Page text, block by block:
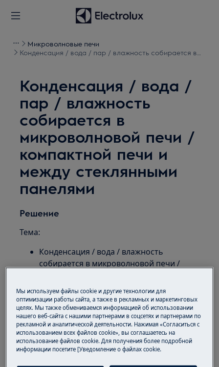
Микроволновые печи
Конденсация / вода / пар / влажность собирается в
Конденсация / вода /
пар / влажность
собирается в
микроволновой печи /
компактной печи и
между стеклянными
панелями
Решение
Тема:
Конденсация / вода / влажность
собирается в микроволновой печи /
панелями
Относится к:
микроволновая печь
компактная духовка
Решение:
Мы используем файлы cookie и другие технологии для
оптимизации работы сайта, а также в рекламных и маркетинговых
целях. Мы также обмениваемся информацией об использовании
нашего веб-сайта с нашими партнерами в соцсетях и партнерами по
рекламной и аналитической деятельности. Нажимая «Согласиться с
использованием всех файлов cookie», вы соглашаетесь на
использование файлов cookie. Для получения более подробной
информации посетите [Уведомление о файлах cookie.